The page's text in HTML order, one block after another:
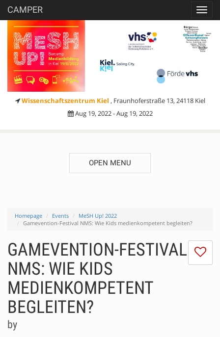
CAMPER
Wissenschaftszentrum Kiel , Fraunhoferstraße 13, 24118 Kiel
Aug 19, 2022 - Aug 19, 2022
OPEN MENU
Homepage Events
MeSH Up! 2022
Gamevention-Festival NMS: Wie Kids medienkompetent begleiten?
I
GAMEVENTION-FESTIVAL
NMS: WIE KIDS
MEDIENKOMPETENT
BEGLEITEN?
by